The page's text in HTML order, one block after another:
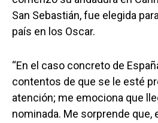
San Sebastián, fue elegida
país en los Oscar.
“En el caso concreto de
contentos de que se le esté
atención; me emociona que
nominada. Me sorprende que,